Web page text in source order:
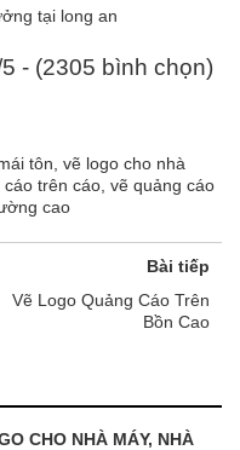
tại long an
- (2305 bình chọn)
tôn vẽ logo cho nhà
cáo trên cáo vẽ quảng cáo
cao
Bài tiếp
Vẽ Logo Quảng Cáo Trên
Bồn Cao
CHO NHÀ MÁY, NHÀ